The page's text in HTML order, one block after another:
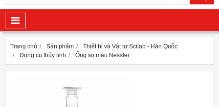
Trang chủ Sản phẩm
Thiết bị và Vật tư Scilab - Hàn Quốc
Dụng cụ thủy tinh
Ống so màu Nessler